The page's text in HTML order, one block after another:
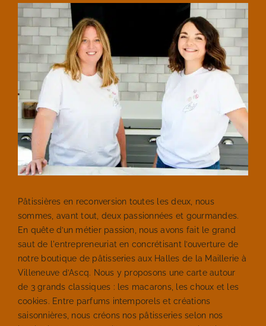
Pâtissières en reconversion toutes les deux, nous
sommes, avant tout, deux passionnées et gourmandes.
En quête d’un métier passion, nous avons fait le grand
saut de l'entrepreneuriat en concrétisant l’ouverture de
notre boutique de pâtisseries aux Halles de la Maillerie à
Villeneuve d’Ascq. Nous y proposons une carte autour
de 3 grands classiques : les macarons, les choux et les
cookies. Entre parfums intemporels et créations
saisonnières, nous créons nos pâtisseries selon nos